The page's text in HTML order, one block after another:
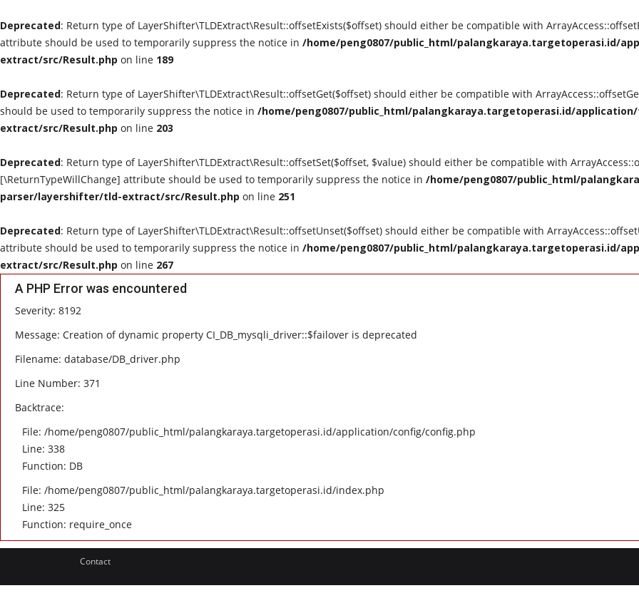
Deprecated: Return type of LayerShifter\TLDExtract\Result::offsetExists($offset) should either be compatible with
attribute should be used to temporarily suppress the notice in /home/peng0807/public_html/palangkaraya.targetoperasi.id/
extract/src/Result.php on line 189
Deprecated: Return type of LayerShifter\TLDExtract\Result::offsetGet($offset) should either be compatible with
should be used to temporarily suppress the notice in /home/peng0807/public_html/palangkaraya.targetoperasi.id/
extract/src/Result.php on line 203
Deprecated: Return type of LayerShifter\TLDExtract\Result::offsetSet($offset, $value) should either be compatible with
[\ReturnTypeWillChange] attribute should be used to temporarily suppress the notice in /home/peng0807/public_html/
parser/layershifter/tld-extract/src/Result.php on line 251
Deprecated: Return type of LayerShifter\TLDExtract\Result::offsetUnset($offset) should either be compatible with
attribute should be used to temporarily suppress the notice in /home/peng0807/public_html/palangkaraya.targetoperasi.id/
extract/src/Result.php on line 267
A PHP Error was encountered
Severity: 8192
Message: Creation of dynamic property CI_DB_mysqli_driver::$failover is deprecated
Filename: database/DB_driver.php
Line Number: 371
Backtrace:
File: /home/peng0807/public_html/palangkaraya.targetoperasi.id/application/config/config.php
Line: 338
Function: DB
File: /home/peng0807/public_html/palangkaraya.targetoperasi.id/index.php
Line: 325
Function: require_once
Contact